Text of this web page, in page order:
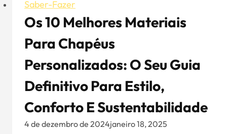
Saber-Fazer
Os 10 Melhores Materiais
Para Chapéus
Personalizados: O Seu Guia
Definitivo Para Estilo,
Conforto E Sustentabilidade
4 de dezembro de 2024janeiro 18, 2025